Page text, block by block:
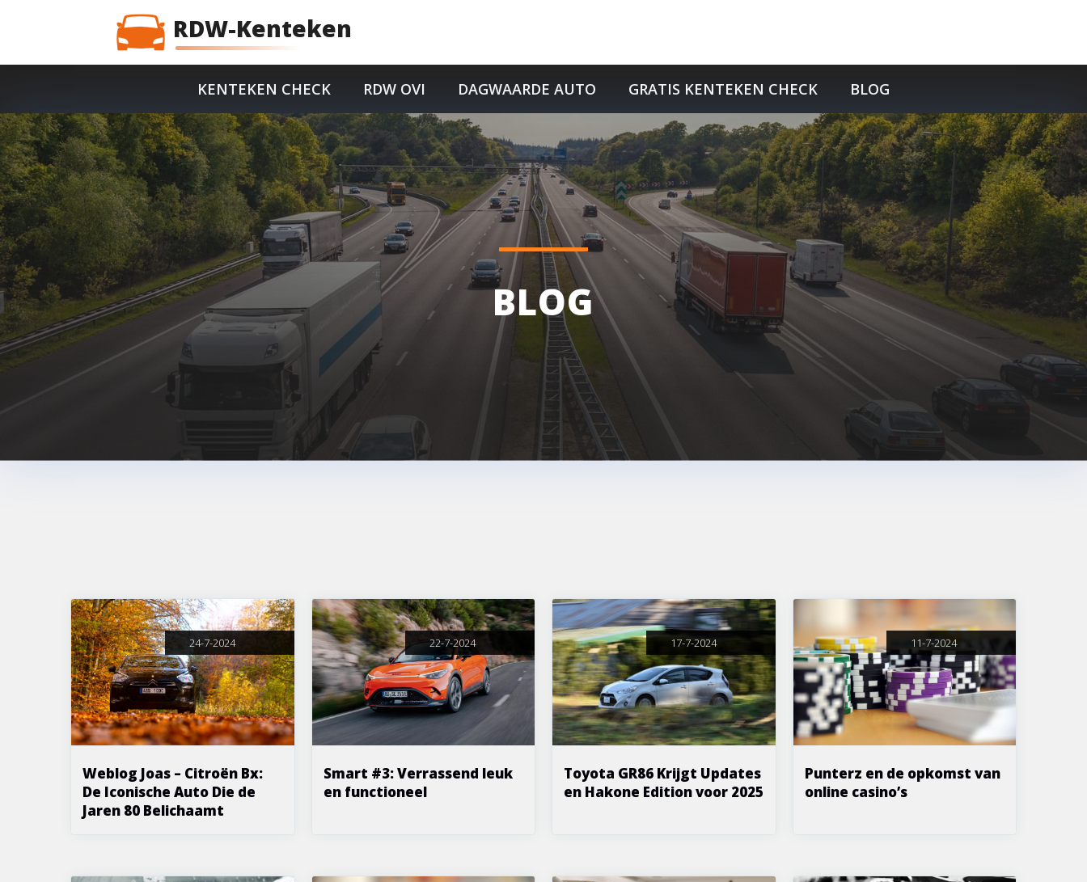
RDW-Kenteken
KENTEKEN CHECK RDW OVI DAGWAARDE AUTO GRATIS KENTEKEN CHECK BLOG
BLOG
24-7-2024
Weblog Joas – Citroën Bx:
De Iconische Auto Die de
Jaren 80 Belichaamt
22-7-2024
Smart #3: Verrassend leuk
en functioneel
17-7-2024
Toyota GR86 Krijgt Updates
en Hakone Edition voor 2025
11-7-2024
Punterz en de opkomst van
online casino’s